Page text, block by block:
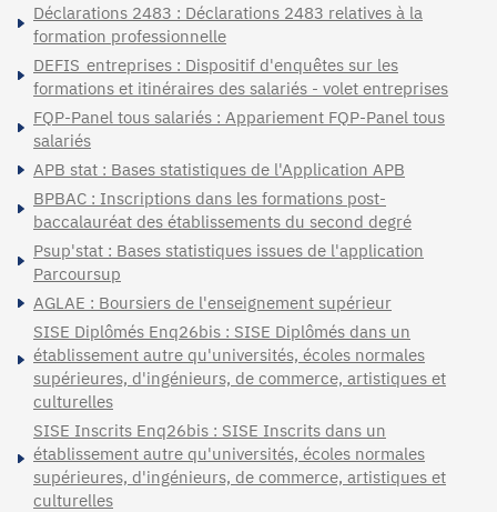
Déclarations 2483 : Déclarations 2483 relatives à la
formation professionnelle
DEFIS_entreprises : Dispositif d'enquêtes sur les
formations et itinéraires des salariés - volet entreprises
FQP-Panel tous salariés : Appariement FQP-Panel tous
salariés
APB stat : Bases statistiques de l'Application APB
BPBAC : Inscriptions dans les formations post-
baccalauréat des établissements du second degré
Psup'stat : Bases statistiques issues de l'application
Parcoursup
AGLAE : Boursiers de l'enseignement supérieur
SISE Diplômés Enq26bis : SISE Diplômés dans un
établissement autre qu'universités, écoles normales
supérieures, d'ingénieurs, de commerce, artistiques et
culturelles
SISE Inscrits Enq26bis : SISE Inscrits dans un
établissement autre qu'universités, écoles normales
supérieures, d'ingénieurs, de commerce, artistiques et
culturelles